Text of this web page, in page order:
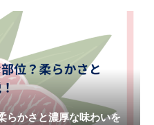
らかさと濃厚な味わいを